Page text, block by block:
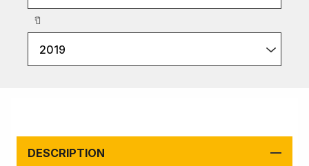
ปี
2019
DESCRIPTION